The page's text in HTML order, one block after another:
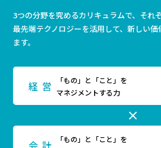
3つの分野を究めるカリキュラムで、それ
最先端テクノロジーを活⽤して、新しい
ます。
経営
「もの」と「こと」を
マネジメントする力
会計
「もの」と「こと」を